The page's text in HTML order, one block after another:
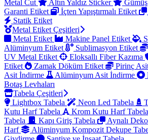
Metal Cut
Altın Yaldız Sticker
Garanti Etiket
İçten Yapıştırmalı Etiket
Statik Etiket
Metal Etiket Çeşitleri
Metal Etiket
Makine Panel Etiket
Alüminyum Etiket
Sublimasyon Etiket
UV Metal Etiket
Eloksallı Fiber Kazıma
Etiket
Zamak Döküm Etiket Pirinç
Asit İndirme
Alüminyum Asit İndirme
Botaş Levhaları
Tabela Çeşitleri
Lightbox Tabela
Neon Led Tabela
Kutu Harf Tabela
Krom Kutu Harf Tabela
Tabela
Kapı Giriş Tabela
Aynalı
Harf
Alüminyum Kompozit Dekupe